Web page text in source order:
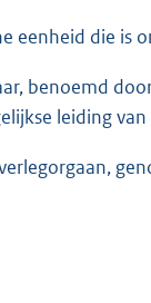
eenheid die is
benoemd
leiding van